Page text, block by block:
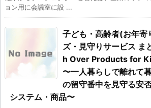
ョン用に会議室に設 ...
子ども・高齢者(お年寄
ズ・見守りサービス ま
h Over Products for
〜一人暮らしで離れて
の留守番中を見守る安
システム・商品〜